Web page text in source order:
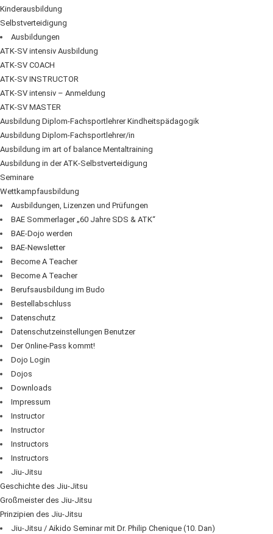
Kinderausbildung
Selbstverteidigung
Ausbildungen
ATK-SV intensiv Ausbildung
ATK-SV COACH
ATK-SV INSTRUCTOR
ATK-SV intensiv – Anmeldung
ATK-SV MASTER
Ausbildung Diplom-Fachsportlehrer Kindheitspädagogik
Ausbildung Diplom-Fachsportlehrer/in
Ausbildung im art of balance Mentaltraining
Ausbildung in der ATK-Selbstverteidigung
Seminare
Wettkampfausbildung
Ausbildungen, Lizenzen und Prüfungen
BAE Sommerlager „60 Jahre SDS & ATK“
BAE-Dojo werden
BAE-Newsletter
Become A Teacher
Become A Teacher
Berufsausbildung im Budo
Bestellabschluss
Datenschutz
Datenschutzeinstellungen Benutzer
Der Online-Pass kommt!
Dojo Login
Dojos
Downloads
Impressum
Instructor
Instructor
Instructors
Instructors
Jiu-Jitsu
Geschichte des Jiu-Jitsu
Großmeister des Jiu-Jitsu
Prinzipien des Jiu-Jitsu
Jiu-Jitsu / Aikido Seminar mit Dr. Philip Chenique (10. Dan)